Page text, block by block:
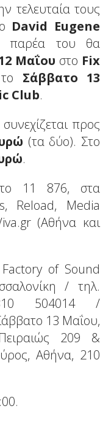
τελευταία τους
David Eugene
παρέα του θα
Μαΐου στο Fix
Σάββατο 13
Club.
προς
(τα δύο). Στο
.
11 876, στα
Reload, Media
(Αθήνα και
of Sound
/ τηλ.
504014 /
13 Μαΐου,
209 &
Αθήνα, 210